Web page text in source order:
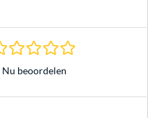
0.0 sterren
Nu beoordelen